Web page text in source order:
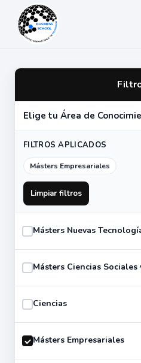
contenido
Elige tu Área de
FILTROS APLICADOS
Másters Empresariales
Limpiar filtros
Másters Nuevas
Másters Ciencias Sociales
Ciencias
Másters Empresariales